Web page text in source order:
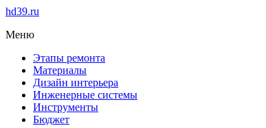
hd39.ru
Меню
Этапы ремонта
Материалы
Дизайн интерьера
Инженерные системы
Инструменты
Бюджет